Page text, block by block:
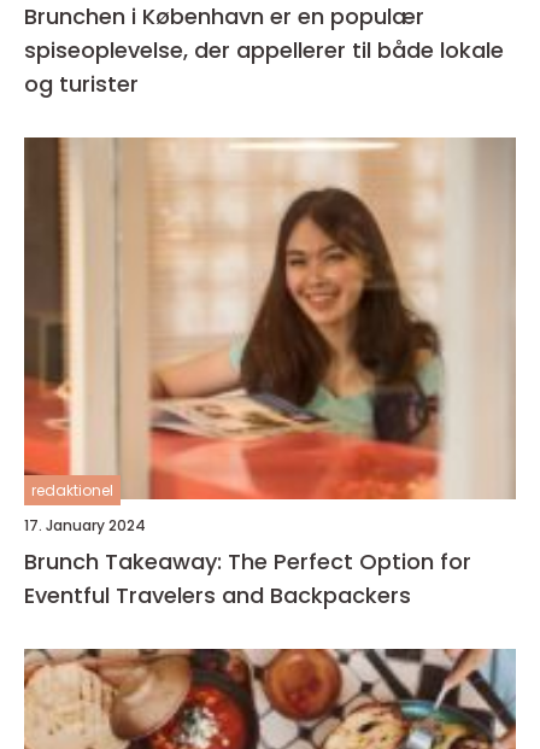
Brunchen i København er en populær
spiseoplevelse, der appellerer til både lokale
og turister
redaktionel
17. January 2024
Brunch Takeaway: The Perfect Option for
Eventful Travelers and Backpackers